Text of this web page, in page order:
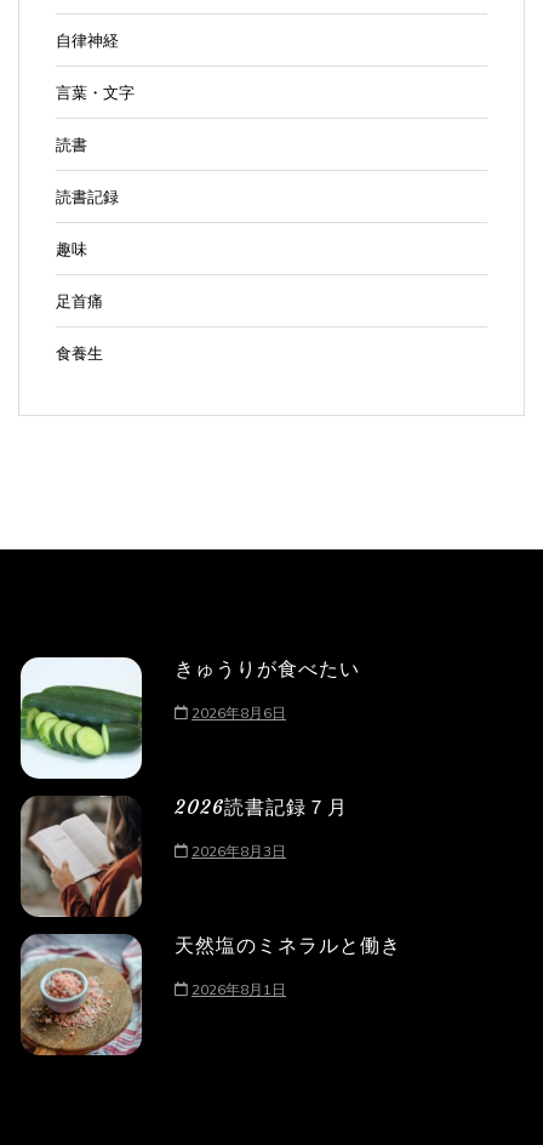
自律神経
言葉・文字
読書
読書記録
趣味
足首痛
食養生
きゅうりが食べたい
2026年8月6日
2026読書記録７月
2026年8月3日
天然塩のミネラルと働き
2026年8月1日